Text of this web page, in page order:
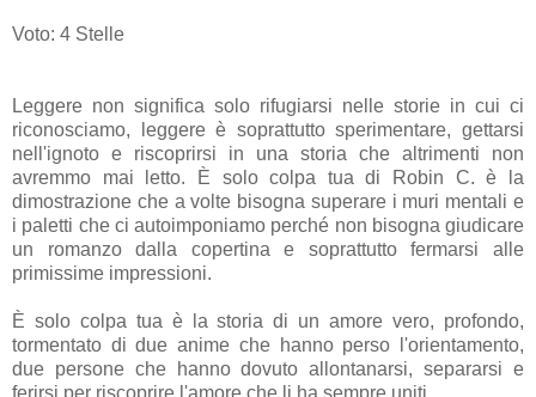
Voto: 4 Stelle
Leggere non significa solo rifugiarsi nelle storie in cui ci
riconosciamo, leggere è soprattutto sperimentare, gettarsi
nell'ignoto e riscoprirsi in una storia che altrimenti non
avremmo mai letto. È solo colpa tua di Robin C. è la
dimostrazione che a volte bisogna superare i muri mentali e
i paletti che ci autoimponiamo perché non bisogna giudicare
un romanzo dalla copertina e soprattutto fermarsi alle
primissime impressioni.
È solo colpa tua è la storia di un amore vero, profondo,
tormentato di due anime che hanno perso l'orientamento,
due persone che hanno dovuto allontanarsi, separarsi e
ferirsi per riscoprire l'amore che li ha sempre uniti.